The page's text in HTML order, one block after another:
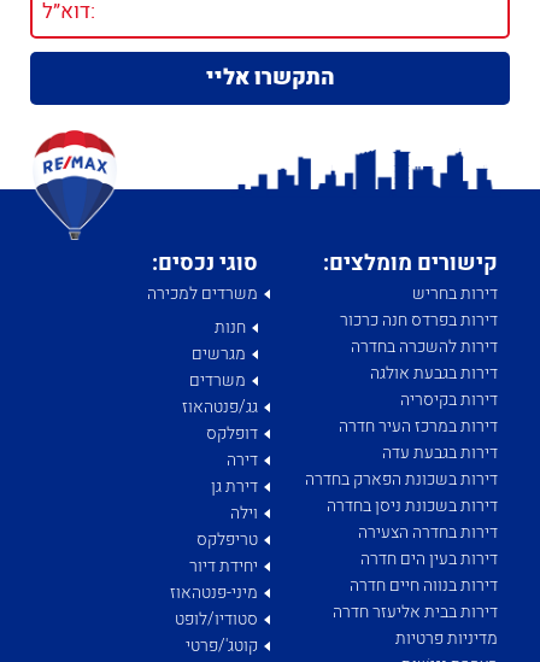
קישורים מומלצים:
דירות בחריש
דירות בפרדס חנה כרכור
דירות להשכרה בחדרה
דירות בגבעת אולגה
דירות בקיסריה
דירות במרכז העיר חדרה
דירות בגבעת עדה
דירות בשכונת הפארק בחדרה
דירות בשכונת ניסן בחדרה
דירות בחדרה הצעירה
דירות בעין הים חדרה
דירות בנווה חיים חדרה
דירות בבית אליעזר חדרה
מדיניות פרטיות
סוגי נכסים:
משרדים למכירה
חנות
מגרשים
משרדים
גג/פנטהאוז
דופלקס
דירה
דירת גן
וילה
טריפלקס
יחידת דיור
מיני-פנטהאוז
סטודיו/לופט
קוטג'/פרטי